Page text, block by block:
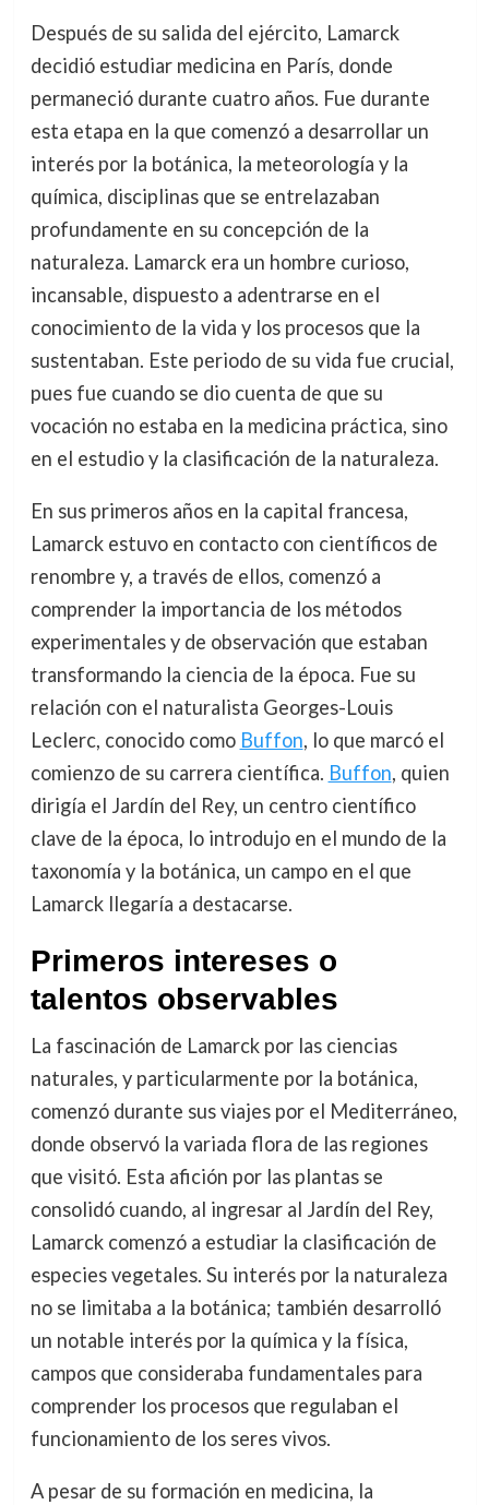
Después de su salida del ejército, Lamarck
decidió estudiar medicina en París, donde
permaneció durante cuatro años. Fue durante
esta etapa en la que comenzó a desarrollar un
interés por la botánica, la meteorología y la
química, disciplinas que se entrelazaban
profundamente en su concepción de la
naturaleza. Lamarck era un hombre curioso,
incansable, dispuesto a adentrarse en el
conocimiento de la vida y los procesos que la
sustentaban. Este periodo de su vida fue crucial,
pues fue cuando se dio cuenta de que su
vocación no estaba en la medicina práctica, sino
en el estudio y la clasificación de la naturaleza.
En sus primeros años en la capital francesa,
Lamarck estuvo en contacto con científicos de
renombre y, a través de ellos, comenzó a
comprender la importancia de los métodos
experimentales y de observación que estaban
transformando la ciencia de la época. Fue su
relación con el naturalista Georges-Louis
Leclerc, conocido como Buffon, lo que marcó el
comienzo de su carrera científica. Buffon, quien
dirigía el Jardín del Rey, un centro científico
clave de la época, lo introdujo en el mundo de la
taxonomía y la botánica, un campo en el que
Lamarck llegaría a destacarse.
Primeros intereses o
talentos observables
La fascinación de Lamarck por las ciencias
naturales, y particularmente por la botánica,
comenzó durante sus viajes por el Mediterráneo,
donde observó la variada flora de las regiones
que visitó. Esta afición por las plantas se
consolidó cuando, al ingresar al Jardín del Rey,
Lamarck comenzó a estudiar la clasificación de
especies vegetales. Su interés por la naturaleza
no se limitaba a la botánica; también desarrolló
un notable interés por la química y la física,
campos que consideraba fundamentales para
comprender los procesos que regulaban el
funcionamiento de los seres vivos.
A pesar de su formación en medicina, la